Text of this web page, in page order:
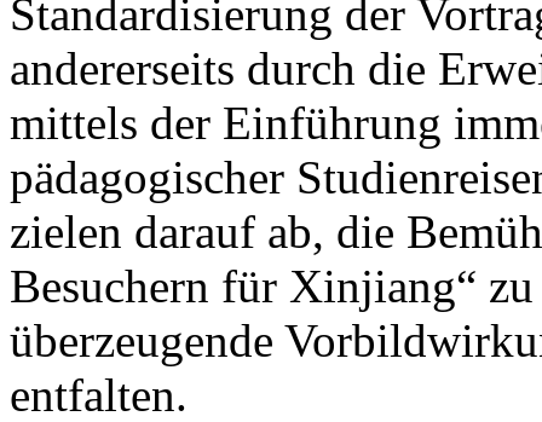
Standardisierung der
andererseits durch die
mittels der Einführung
pädagogischer
zielen darauf ab, die
Besuchern für Xinjiang“
überzeugende
entfalten.